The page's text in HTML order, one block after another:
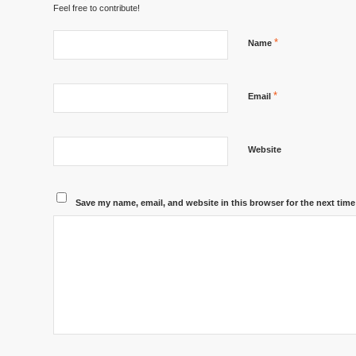
Feel free to contribute!
Name *
Email *
Website
Save my name, email, and website in this browser for the next